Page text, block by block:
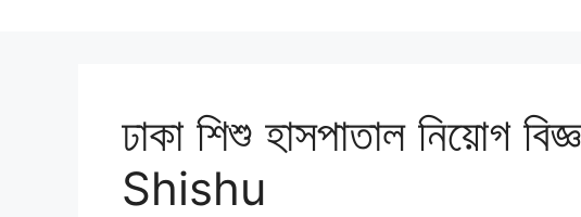
ঢাকা শিশু হাসপাতাল নিয়োগ
Shishu